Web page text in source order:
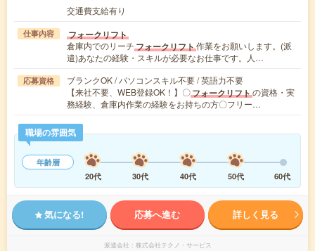
交通費支給有り
仕事内容 フォークリフト
倉庫内でのリーチフォークリフト作業をお願いします。(派
遣)あなたの経験・スキルが必要なお仕事です。人…
応募資格
ブランクOK / パソコンスキル不要 / 英語力不要
【来社不要、WEB登録OK！】〇フォークリフトの資格・実
務経験、倉庫内作業の経験をお持ちの方〇フリー…
職場の雰囲気
年齢層
20代
30代 40代 50代 60代
気になる! 応募へ進む 詳しく見る
派遣会社 株式会社テクノ・サービス